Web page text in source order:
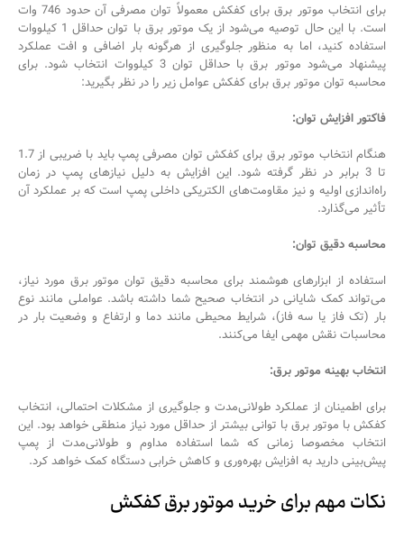
برای انتخاب موتور برق برای کفکش معمولاً توان مصرفی آن حدود 746 وات
است. با این حال توصیه می‌شود از یک موتور برق با توان حداقل 1 کیلووات
استفاده کنید، اما به منظور جلوگیری از هرگونه بار اضافی و افت عملکرد
پیشنهاد می‌شود موتور برق با حداقل توان 3 کیلووات انتخاب شود. برای
محاسبه توان موتور برق برای کفکش عوامل زیر را در نظر بگیرید:
فاکتور افزایش توان:
هنگام انتخاب موتور برق برای کفکش توان مصرفی پمپ باید با ضریبی از 1.7
تا 3 برابر در نظر گرفته شود. این افزایش به دلیل نیازهای پمپ در زمان
راه‌اندازی اولیه و نیز مقاومت‌های الکتریکی داخلی پمپ است که بر عملکرد آن
تأثیر می‌گذارد.
محاسبه دقیق توان:
استفاده از ابزارهای هوشمند برای محاسبه دقیق توان موتور برق مورد نیاز،
می‌تواند کمک شایانی در انتخاب صحیح شما داشته باشد. عواملی مانند نوع
بار (تک فاز یا سه فاز)، شرایط محیطی مانند دما و ارتفاع و وضعیت بار در
محاسبات نقش مهمی ایفا می‌کنند.
انتخاب بهینه موتور برق:
برای اطمینان از عملکرد طولانی‌مدت و جلوگیری از مشکلات احتمالی، انتخاب
کفکش با موتور برق با توانی بیشتر از حداقل مورد نیاز منطقی خواهد بود. این
انتخاب مخصوصا زمانی که شما استفاده مداوم و طولانی‌مدت از پمپ
پیش‌بینی دارید به افزایش بهره‌وری و کاهش خرابی‌ دستگاه کمک خواهد کرد.
نکات مهم برای خرید موتور برق کفکش